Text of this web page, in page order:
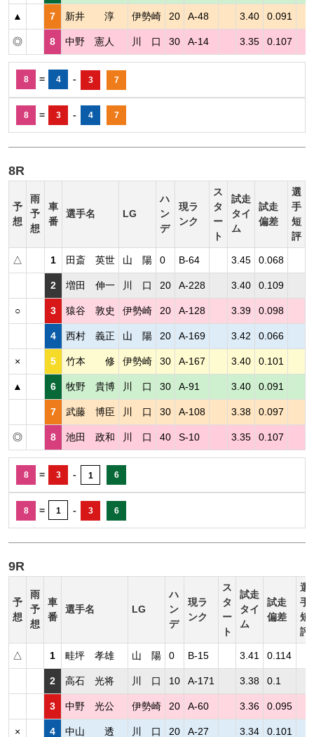
▲ 7 新井 淳 伊勢崎 20 A-48 3.40 0.091
◎ 8 中野 憲人 川 口 30 A-14 3.35 0.107
8 = 4 - 3 7
8 = 3 - 4 7
8R
予
想
雨
予
想
車
番
選手名 LG
ハ
ン
デ
現ラ
ンク
ス
タ
ー
ト
試走
タイ
ム
試走
偏差
選
手
短
評
△ 1 田斎 英世 山 陽 0 B-64 3.45 0.068
2 増田 伸一 川 口 20 A-228 3.40 0.109
○ 3 猿谷 敦史 伊勢崎 20 A-128 3.39 0.098
4 西村 義正 山 陽 20 A-169 3.42 0.066
× 5 竹本 修 伊勢崎 30 A-167 3.40 0.101
▲ 6 牧野 貴博 川 口 30 A-91 3.40 0.091
7 武藤 博臣 川 口 30 A-108 3.38 0.097
◎ 8 池田 政和 川 口 40 S-10 3.35 0.107
8 = 3 - 1 6
8 = 1 - 3 6
9R
予
想
雨
予
想
車
番
選手名 LG
ハ
ン
デ
現ラ
ンク
ス
タ
ー
ト
試走
タイ
ム
試走
偏差
選
手
短
評
△ 1 畦坪 孝雄 山 陽 0 B-15 3.41 0.114
2 高石 光将 川 口 10 A-171 3.38 0.1
3 中野 光公 伊勢崎 20 A-60 3.36 0.095
× 4 中山 透 川 口 20 A-27 3.34 0.101